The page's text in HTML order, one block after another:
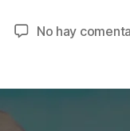
No hay